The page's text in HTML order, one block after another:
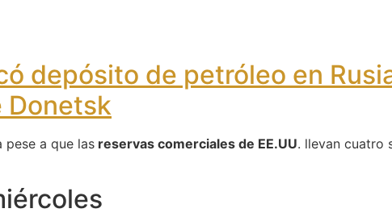
depósito de petróleo en
Donetsk
pese a que las reservas comerciales de EE.UU. llevan cuatro